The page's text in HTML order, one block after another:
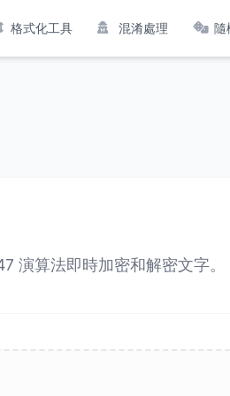
格式化工具 混淆處理 隨
演算法即時加密和解密文字。